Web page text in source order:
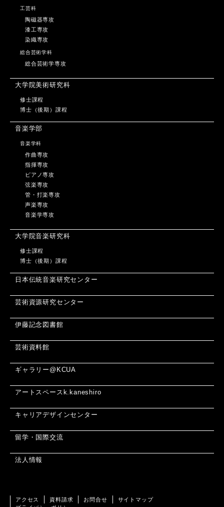
工芸科
陶磁器専攻
漆工専攻
染織専攻
総合芸術学科
総合芸術学専攻
大学院美術研究科
修士課程
博士（後期）課程
音楽学部
音楽学科
作曲専攻
指揮専攻
ピアノ専攻
弦楽専攻
管・打楽専攻
声楽専攻
音楽学専攻
大学院音楽研究科
修士課程
博士（後期）課程
日本伝統音楽研究センター
芸術資源研究センター
伊藤記念図書館
芸術資料館
ギャラリー@KCUA
アートスペースk.kaneshiro
キャリアデザインセンター
留学・国際交流
法人情報
アクセス 資料請求 お問合せ
サイトマップ